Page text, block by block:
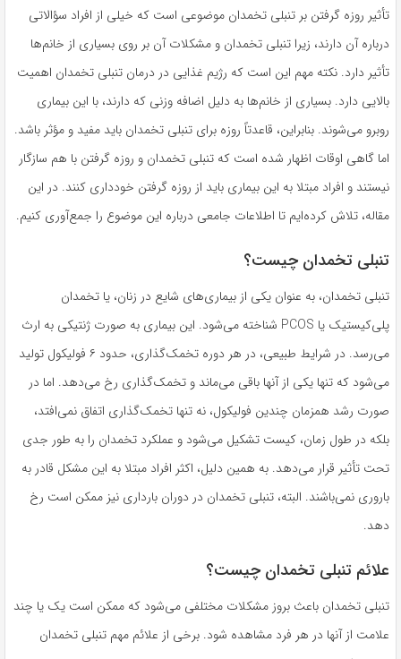
تأثیر روزه گرفتن بر تنبلی تخمدان موضوعی است که خیلی از افراد سؤالاتی
درباره آن دارند، زیرا تنبلی تخمدان و مشکلات آن بر روی بسیاری از خانم‌ها
تأثیر دارد. نکته مهم این است که رژیم غذایی در درمان تنبلی تخمدان اهمیت
بالایی دارد. بسیاری از خانم‌ها به دلیل اضافه وزنی که دارند، با این بیماری
روبرو می‌شوند. بنابراین، قاعدتاً روزه برای تنبلی تخمدان باید مفید و مؤثر باشد.
اما گاهی اوقات اظهار شده است که تنبلی تخمدان و روزه گرفتن با هم سازگار
نیستند و افراد مبتلا به این بیماری باید از روزه گرفتن خودداری کنند. در این
مقاله، تلاش کرده‌ایم تا اطلاعات جامعی درباره این موضوع را جمع‌آوری کنیم.
تنبلی تخمدان چیست؟
تنبلی تخمدان، به عنوان یکی از بیماری‌های شایع در زنان، یا تخمدان
پلی‌کیستیک یا PCOS شناخته می‌شود. این بیماری به صورت ژنتیکی به ارث
می‌رسد. در شرایط طبیعی، در هر دوره تخمک‌گذاری، حدود ۶ فولیکول تولید
می‌شود که تنها یکی از آنها باقی می‌ماند و تخمک‌گذاری رخ می‌دهد. اما در
صورت رشد همزمان چندین فولیکول، نه تنها تخمک‌گذاری اتفاق نمی‌افتد،
بلکه در طول زمان، کیست تشکیل می‌شود و عملکرد تخمدان را به طور جدی
تحت تأثیر قرار می‌دهد. به همین دلیل، اکثر افراد مبتلا به این مشکل قادر به
باروری نمی‌باشند. البته، تنبلی تخمدان در دوران بارداری نیز ممکن است رخ
دهد.
علائم تنبلی تخمدان چیست؟
تنبلی تخمدان باعث بروز مشکلات مختلفی می‌شود که ممکن است یک یا چند
علامت از آنها در هر فرد مشاهده شود. برخی از علائم مهم تنبلی تخمدان